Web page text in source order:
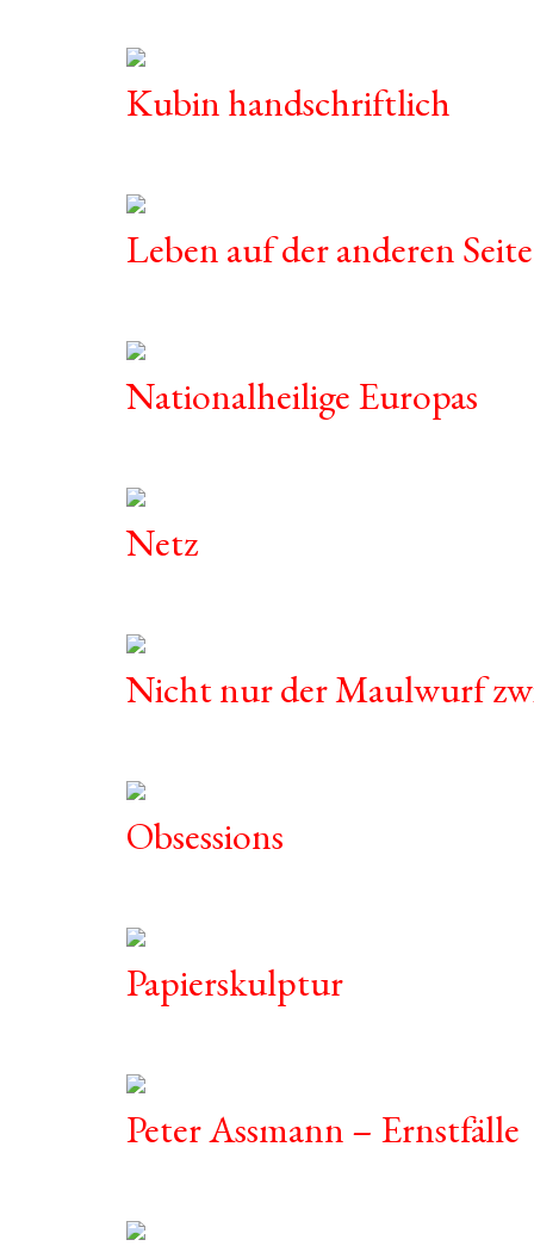
Kubin handschriftlich
Leben auf der anderen Seite
Nationalheilige Europas
Netz
Nicht nur der Maulwurf
Obsessions
Papierskulptur
Peter Assmann – Ernstfälle